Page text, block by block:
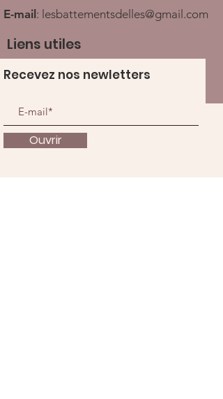
E-mail : lesbattementsdelles@gmail.com
Liens utiles
Recevez nos newletters
Ouvrir